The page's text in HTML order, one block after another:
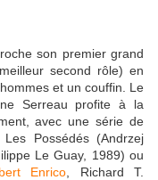
son premier grand
second rôle) en
et un couffin. Le
Serreau profite à la
avec une série de
Possédés (Andrzej
Le Guay, 1989) ou
Enrico , Richard T.